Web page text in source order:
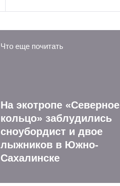
Что еще почитать
На экотропе «Северное
кольцо» заблудились
сноубордист и двое
лыжников в Южно-
Сахалинске